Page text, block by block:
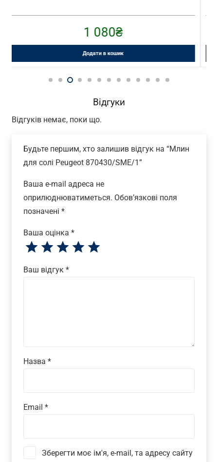
4 499
Додати в кошик
Відгуки
Відгуків немає, поки що.
Будьте першим, хто залишив відгук на “Млин
для солі Peugeot 870430/SME/1”
Ваша e-mail адреса не
оприлюднюватиметься. Обов’язкові поля
позначені *
Ваша оцінка *
Ваш відгук *
Назва *
Email *
Зберегти моє ім'я, e-mail, та адресу сайту